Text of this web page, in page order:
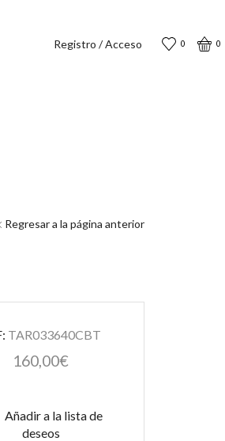
Registro / Acceso 0 0
Regresar a la página anterior
TAR033640CBT
160,00€
Añadir a la lista de
deseos